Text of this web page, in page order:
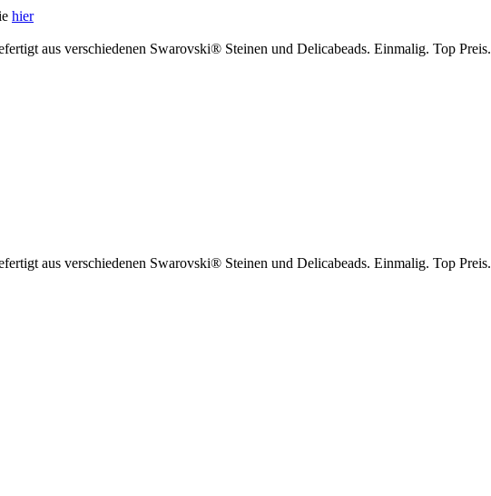
hier
aus verschiedenen Swarovski® Steinen und Delicabeads. Einmalig. Top Preis.
aus verschiedenen Swarovski® Steinen und Delicabeads. Einmalig. Top Preis.